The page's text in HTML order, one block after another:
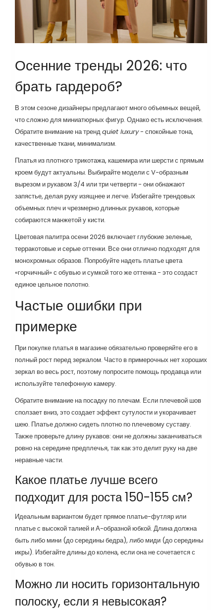
Осенние тренды 2026: что
брать гардероб?
В этом сезоне дизайнеры предлагают много объемных вещей,
что сложно для миниатюрных фигур. Однако есть исключения.
Обратите внимание на трендquiet luxury- спокойные тона,
качественные ткани, минимализм.
Платья из плотного трикотажа, кашемира или шерсти с прямым
кроем будут актуальны. Выбирайте модели с V-образным
вырезом и рукавом 3/4 или три четверти - они обнажают
запястье, делая руку изящнее и легче. Избегайте трендовых
объемных плеч и чрезмерно длинных рукавов, которые
собираются манжетой у кисти.
Цветовая палитра осени 2026 включает глубокие зеленые,
терракотовые и серые оттенки. Все они отлично подходят для
монохромных образов. Попробуйте надеть платье цвета
«горчичный» с обувью и сумкой того же оттенка - это создаст
единое цельное полотно.
Частые ошибки при
примерке
При покупке платья в магазине обязательно проверяйте его в
полный рост перед зеркалом. Часто в примерочных нет хороших
зеркал во весь рост, поэтому попросите помощь продавца или
используйте телефонную камеру.
Обратите внимание на посадку по плечам. Если плечевой шов
сползает вниз, это создает эффект сутулости и укорачивает
шею. Платье должно сидеть плотно по плечевому суставу.
Также проверьте длину рукавов: они не должны заканчиваться
ровно на середине предплечья, так как это делит руку на две
неравные части.
Какое платье лучше всего
подходит для роста 150-155 см?
Идеальным вариантом будет прямое платье-футляр или
платье с высокой талией и А-образной юбкой. Длина должна
быть либо мини (до середины бедра), либо миди (до середины
икры). Избегайте длины до колена, если она не сочетается с
обувью в тон.
Можно ли носить горизонтальную
полоску, если я невысокая?